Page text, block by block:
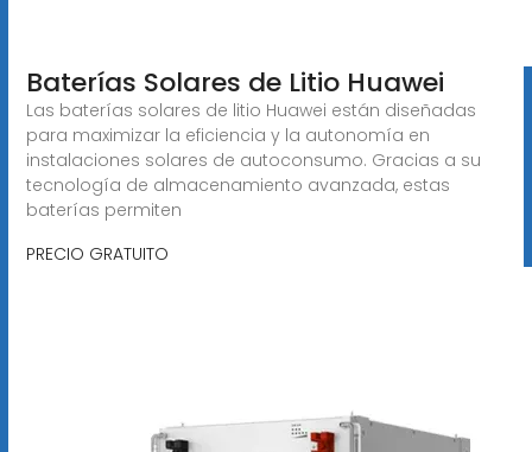
Baterías Solares de Litio Huawei
Las baterías solares de litio Huawei están diseñadas
para maximizar la eficiencia y la autonomía en
instalaciones solares de autoconsumo. Gracias a su
tecnología de almacenamiento avanzada, estas
baterías permiten
PRECIO GRATUITO